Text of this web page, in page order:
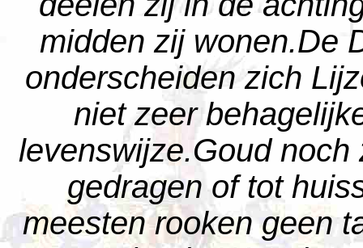
midden zij wonen.De
onderscheiden zich
niet zeer
levenswijze.Goud
gedragen of tot
meesten rooken geen